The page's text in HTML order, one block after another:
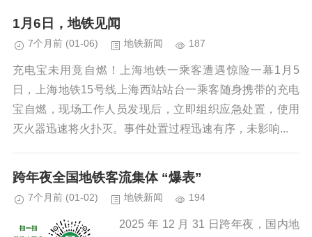
至方家栏站全线“通信通”。至此...
1月6日，地铁见闻
7个月前 (01-06) 地铁新闻 187
充电宝未用竟自燃！上海地铁一乘客遭遇惊险一幕1月5
日，上海地铁15号线上海西站站台一乘客随身携带的充电
宝自燃，现场工作人员发现后，立即组织应急处置，使用
灭火器迅速将火扑灭。事件处置过程迅速有序，未影响...
跨年夜全国地铁客流集体 “爆表”
7个月前 (01-02) 地铁新闻 194
2025 年 12 月 31 日跨年夜，国内地